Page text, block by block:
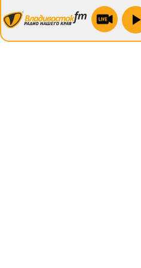
Находка 100.9 fm
Новожатково 103.5 fm